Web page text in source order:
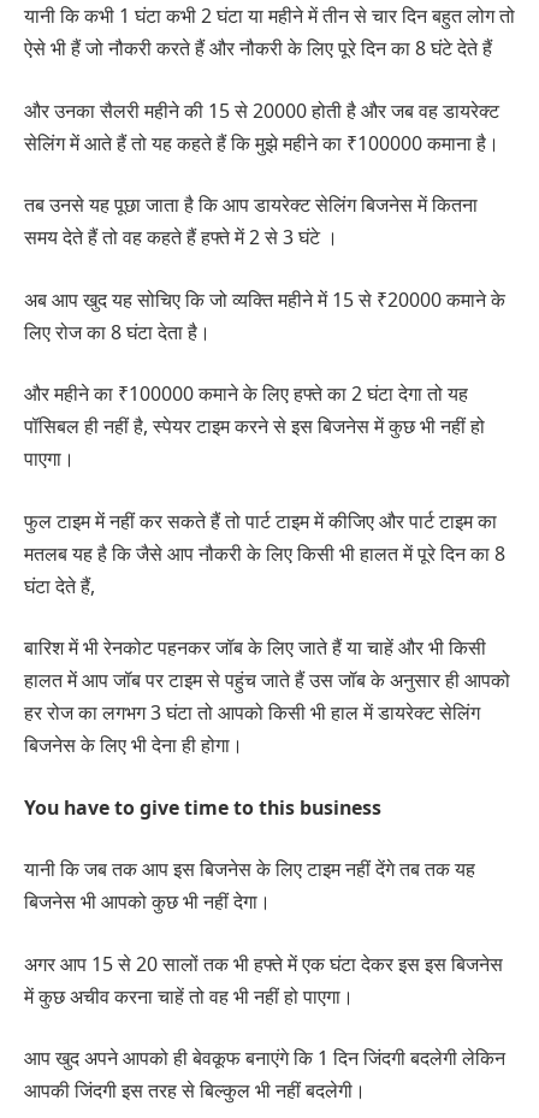
यानी कि कभी 1 घंटा कभी 2 घंटा या महीने में तीन से चार दिन बहुत लोग तो
ऐसे भी हैं जो नौकरी करते हैं और नौकरी के लिए पूरे दिन का 8 घंटे देते हैं
और उनका सैलरी महीने की 15 से 20000 होती है और जब वह डायरेक्ट
सेलिंग में आते हैं तो यह कहते हैं कि मुझे महीने का ₹100000 कमाना है।
तब उनसे यह पूछा जाता है कि आप डायरेक्ट सेलिंग बिजनेस में कितना
समय देते हैं तो वह कहते हैं हफ्ते में 2 से 3 घंटे ।
अब आप खुद यह सोचिए कि जो व्यक्ति महीने में 15 से ₹20000 कमाने के
लिए रोज का 8 घंटा देता है।
और महीने का ₹100000 कमाने के लिए हफ्ते का 2 घंटा देगा तो यह
पॉसिबल ही नहीं है, स्पेयर टाइम करने से इस बिजनेस में कुछ भी नहीं हो
पाएगा।
फुल टाइम में नहीं कर सकते हैं तो पार्ट टाइम में कीजिए और पार्ट टाइम का
मतलब यह है कि जैसे आप नौकरी के लिए किसी भी हालत में पूरे दिन का 8
घंटा देते हैं,
बारिश में भी रेनकोट पहनकर जॉब के लिए जाते हैं या चाहें और भी किसी
हालत में आप जॉब पर टाइम से पहुंच जाते हैं उस जॉब के अनुसार ही आपको
हर रोज का लगभग 3 घंटा तो आपको किसी भी हाल में डायरेक्ट सेलिंग
बिजनेस के लिए भी देना ही होगा।
You have to give time to this business
यानी कि जब तक आप इस बिजनेस के लिए टाइम नहीं देंगे तब तक यह
बिजनेस भी आपको कुछ भी नहीं देगा।
अगर आप 15 से 20 सालों तक भी हफ्ते में एक घंटा देकर इस इस बिजनेस
में कुछ अचीव करना चाहें तो वह भी नहीं हो पाएगा।
आप खुद अपने आपको ही बेवकूफ बनाएंगे कि 1 दिन जिंदगी बदलेगी लेकिन
आपकी जिंदगी इस तरह से बिल्कुल भी नहीं बदलेगी।